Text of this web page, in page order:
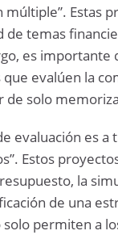
múltiple”. Estas
de temas
es importante
evalúen la
de solo
evaluación es a
Estos
la
de una
solo permiten a